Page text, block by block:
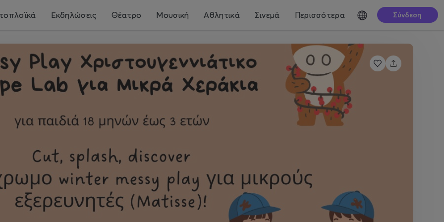
Εκδηλώσεις Θέατρο Μουσική Αθλητικά Σινεμά Περισσότερα Σύνδεση